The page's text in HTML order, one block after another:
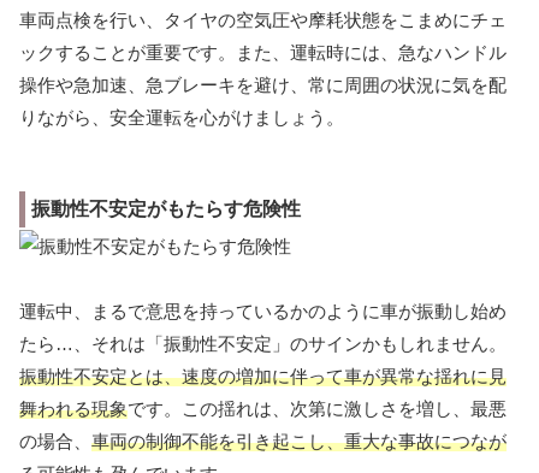
車両点検を行い、タイヤの空気圧や摩耗状態をこまめにチェ
ックすることが重要です。また、運転時には、急なハンドル
操作や急加速、急ブレーキを避け、常に周囲の状況に気を配
りながら、安全運転を心がけましょう。
振動性不安定がもたらす危険性
運転中、まるで意思を持っているかのように車が振動し始め
たら…、それは「振動性不安定」のサインかもしれません。
振動性不安定とは、速度の増加に伴って車が異常な揺れに見
舞われる現象です。この揺れは、次第に激しさを増し、最悪
の場合、 車両の制御不能を引き起こし、重大な事故につなが